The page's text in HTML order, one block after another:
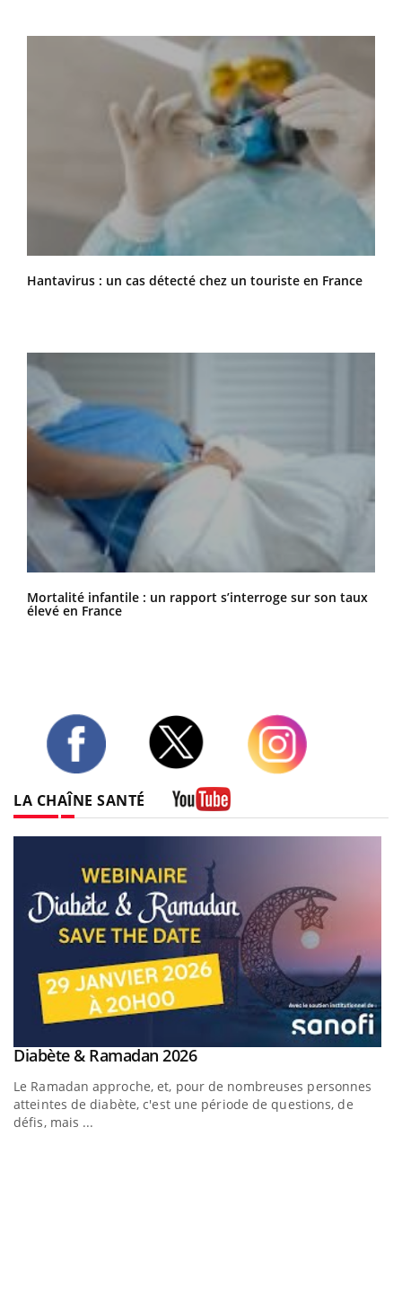
Hantavirus : un cas détecté chez un touriste en France
Mortalité infantile : un rapport s’interroge sur son taux
élevé en France
LA CHAÎNE SANTÉ
Youtube
Diabète & Ramadan 2026Youtube
Le Ramadan approche, et, pour de nombreuses personnes
atteintes de diabète, c'est une période de questions, de
défis, mais ...